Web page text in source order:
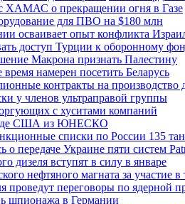
о прекращении огня в Газе
для ПВО на $180 млн
осваивает опыт конфликта
доступ Турции к оборонному
Макрона признать Палестину
намерен посетить Беларусь
контракты на производство
у членов ультраправой группы
с хуситами компаний
США из ЮНЕСКО
списки по России 135
передаче Украине пяти систем
дизеля вступят в силу в январе
нефтяного магната за участие в
переговоры по ядерной
шпионажа в Германии